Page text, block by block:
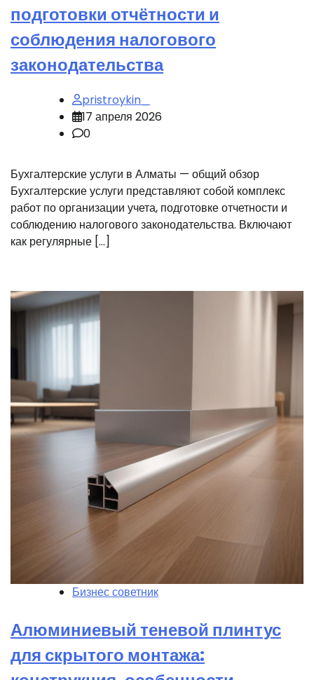
подготовки отчётности и
соблюдения налогового
законодательства
pristroykin_
17 апреля 2026
0
Бухгалтерские услуги в Алматы — общий обзор
Бухгалтерские услуги представляют собой комплекс
работ по организации учета, подготовке отчетности и
соблюдению налогового законодательства. Включают
как регулярные […]
Бизнес советник
Алюминиевый теневой плинтус
для скрытого монтажа: